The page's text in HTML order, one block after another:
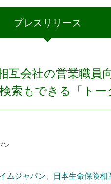
プレス リリース
互会社の営業職員
索もできる「ト
ン
ムジャパン、日本生命保険